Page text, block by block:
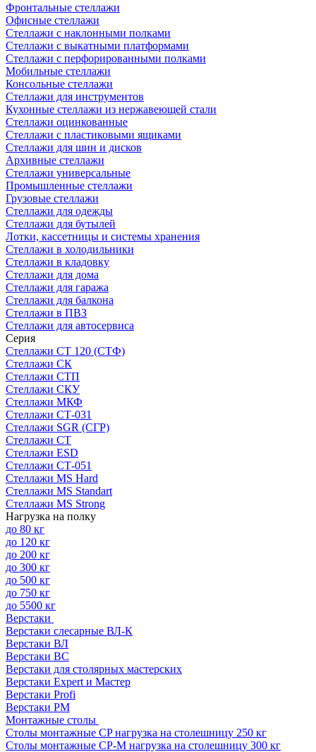
Фронтальные стеллажи
Офисные стеллажи
Стеллажи с наклонными полками
Стеллажи с выкатными платформами
Стеллажи с перфорированными полками
Мобильные стеллажи
Консольные стеллажи
Стеллажи для инструментов
Кухонные стеллажи из нержавеющей стали
Стеллажи оцинкованные
Стеллажи с пластиковыми ящиками
Стеллажи для шин и дисков
Архивные стеллажи
Стеллажи универсальные
Промышленные стеллажи
Грузовые стеллажи
Стеллажи для одежды
Стеллажи для бутылей
Лотки, кассетницы и системы хранения
Стеллажи в холодильники
Стеллажи в кладовку
Стеллажи для дома
Стеллажи для гаража
Стеллажи для балкона
Стеллажи в ПВЗ
Стеллажи для автосервиса
Серия
Стеллажи СТ 120 (СТФ)
Стеллажи СК
Стеллажи СТП
Стеллажи СКУ
Стеллажи МКФ
Стеллажи СТ-031
Стеллажи SGR (СГР)
Стеллажи СТ
Стеллажи ESD
Стеллажи СТ-051
Стеллажи MS Hard
Стеллажи MS Standart
Стеллажи MS Strong
Нагрузка на полку
до 80 кг
до 120 кг
до 200 кг
до 300 кг
до 500 кг
до 750 кг
до 5500 кг
Верстаки
Верстаки слесарные ВЛ-К
Верстаки ВЛ
Верстаки ВС
Верстаки для столярных мастерских
Верстаки Expert и Мастер
Верстаки Profi
Верстаки РМ
Монтажные столы
Столы монтажные СP нагрузка на столешницу 250 кг
Столы монтажные СР-М нагрузка на столешницу 300 кг